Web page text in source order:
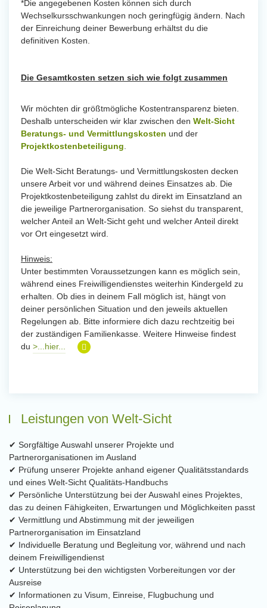
*Die angegebenen Kosten können sich durch
Wechselkursschwankungen noch geringfügig ändern. Nach
der Einreichung deiner Bewerbung erhältst du die
definitiven Kosten.
Die Gesamtkosten setzen sich wie folgt zusammen
Wir möchten dir größtmögliche Kostentransparenz bieten.
Deshalb unterscheiden wir klar zwischen den Welt-Sicht
Beratungs- und Vermittlungskosten und der
Projektkostenbeteiligung
Die Welt-Sicht Beratungs- und Vermittlungskosten decken
unsere Arbeit vor und während deines Einsatzes ab. Die
Projektkostenbeteiligung zahlst du direkt im Einsatzland an
die jeweilige Partnerorganisation. So siehst du transparent,
welcher Anteil an Welt-Sicht geht und welcher Anteil direkt
vor Ort eingesetzt wird.
Hinweis:
Unter bestimmten Voraussetzungen kann es möglich sein,
während eines Freiwilligendienstes weiterhin Kindergeld zu
erhalten. Ob dies in deinem Fall möglich ist, hängt von
deiner persönlichen Situation und den jeweils aktuellen
Regelungen ab. Bitte informiere dich dazu rechtzeitig bei
der zuständigen Familienkasse. Weitere Hinweise findest
du >...hier...
Leistungen von Welt-Sicht
✔ Sorgfältige Auswahl unserer Projekte und
Partnerorganisationen im Ausland
✔ Prüfung unserer Projekte anhand eigener Qualitätsstandards
und eines Welt-Sicht Qualitäts-Handbuchs
✔ Persönliche Unterstützung bei der Auswahl eines Projektes,
das zu deinen Fähigkeiten, Erwartungen und Möglichkeiten passt
✔ Vermittlung und Abstimmung mit der jeweiligen
Partnerorganisation im Einsatzland
✔ Individuelle Beratung und Begleitung vor, während und nach
deinem Freiwilligendienst
✔ Unterstützung bei den wichtigsten Vorbereitungen vor der
Ausreise
✔ Informationen zu Visum, Einreise, Flugbuchung und